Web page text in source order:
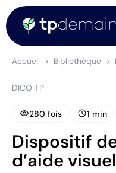
Accueil Bibliothèque
DICO TP
visibility280 fois schedule1 min
Dispositif
d’aide